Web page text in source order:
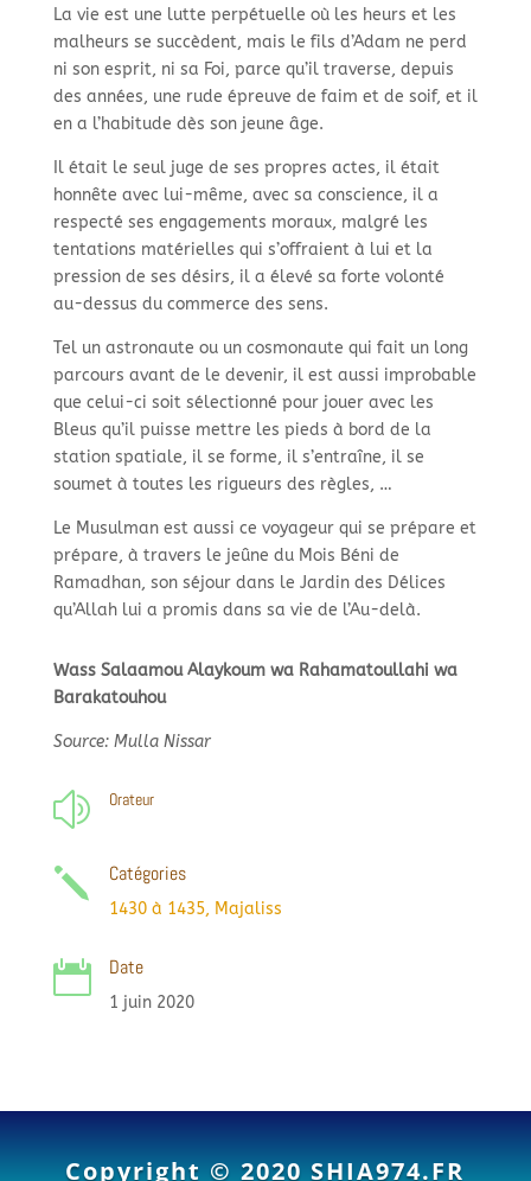
La vie est une lutte perpétuelle où les heurs et les
malheurs se succèdent, mais le fils d’Adam ne perd
ni son esprit, ni sa Foi, parce qu’il traverse, depuis
des années, une rude épreuve de faim et de soif, et il
en a l’habitude dès son jeune âge.
Il était le seul juge de ses propres actes, il était
honnête avec lui-même, avec sa conscience, il a
respecté ses engagements moraux, malgré les
tentations matérielles qui s’offraient à lui et la
pression de ses désirs, il a élevé sa forte volonté
au-dessus du commerce des sens.
Tel un astronaute ou un cosmonaute qui fait un long
parcours avant de le devenir, il est aussi improbable
que celui-ci soit sélectionné pour jouer avec les
Bleus qu’il puisse mettre les pieds à bord de la
station spatiale, il se forme, il s’entraîne, il se
soumet à toutes les rigueurs des règles, …
Le Musulman est aussi ce voyageur qui se prépare et
prépare, à travers le jeûne du Mois Béni de
Ramadhan, son séjour dans le Jardin des Délices
qu’Allah lui a promis dans sa vie de l’Au-delà.
Wass Salaamou Alaykoum wa Rahamatoullahi wa
Barakatouhou
Source: Mulla Nissar
z Orateur
j Catégories
1430 à 1435, Majaliss
 Date
1 juin 2020
Copyright © 2020SHIA974.FR